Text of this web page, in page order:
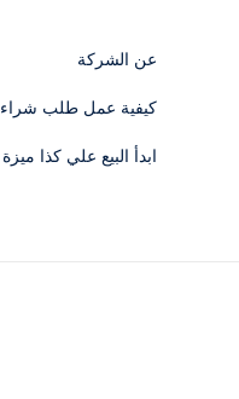
عن الشركة
كيفية عمل طلب شراء
ابدأ البيع علي كذا ميزة